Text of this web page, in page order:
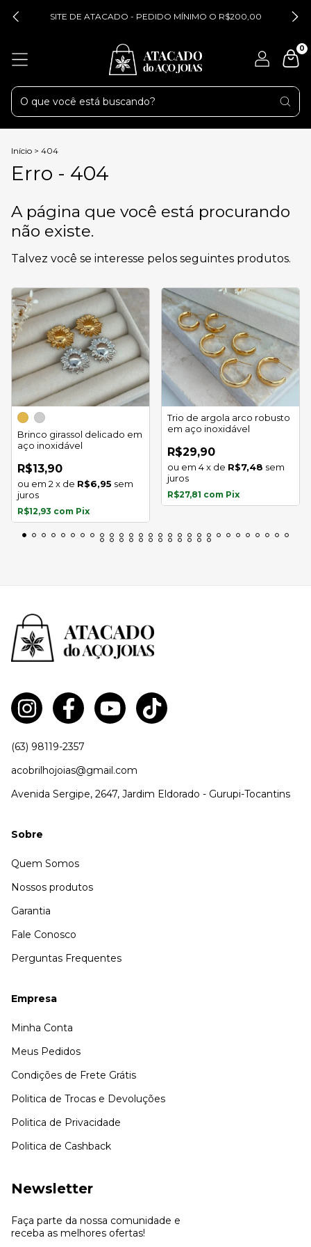
SITE DE ATACADO - PEDIDO MÍNIMO O R$200,00
0
Início > 404
Erro - 404
A página que você está procurando
não existe.
Talvez você se interesse pelos seguintes produtos.
Brinco girassol delicado em
aço inoxidável
R$13,90
2 x de R$6,95 sem
juros
R$12,93 com Pix
Trio de argola arco robusto
em aço inoxidável
R$29,90
4x de R$7,48 sem
juros
R$27,81 com Pix
(63) 98119-2357
acobrilhojoias@gmail.com
Avenida Sergipe, 2647, Jardim Eldorado - Gurupi-Tocantins
Sobre
Quem Somos
Nossos produtos
Garantia
Fale Conosco
Perguntas Frequentes
Empresa
Minha Conta
Meus Pedidos
Condições de Frete Grátis
Politica de Trocas e Devoluções
Politica de Privacidade
Politica de Cashback
Newsletter
Faça parte da nossa comunidade e
receba as melhores ofertas!